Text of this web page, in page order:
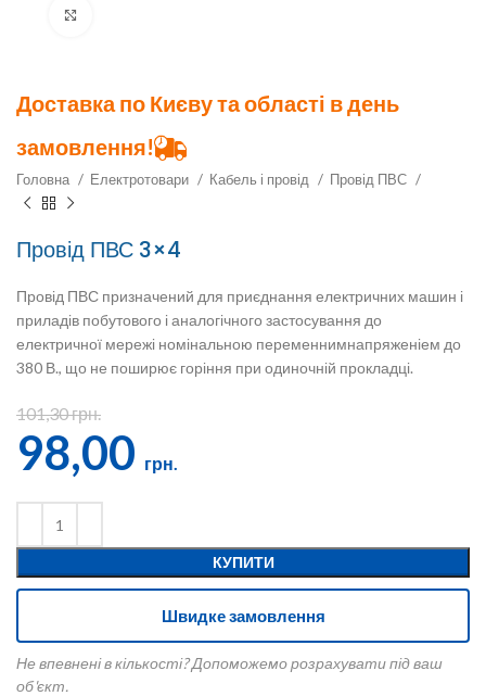
Доставка по Києву та області в день
замовлення!
Головна Електротовари Кабель і провід Провід ПВС
Провід ПВС 3×4
Провід ПВС призначений для приєднання електричних машин і
приладів побутового і аналогічного застосування до
електричної мережі номінальною переменнимнапряженіем до
380 В., що не поширює горіння при одиночній прокладці.
101,30грн.
98,00 грн.
КУПИТИ
Швидке замовлення
Не впевнені в кількості? Допоможемо розрахувати під ваш
об'єкт.